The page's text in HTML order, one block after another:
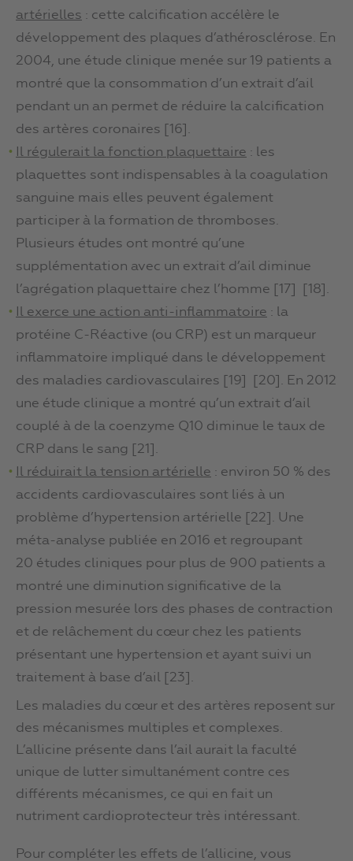
artérielles : cette calcification accélère le
développement des plaques d’athérosclérose. En
2004, une étude clinique menée sur 19 patients a
montré que la consommation d’un extrait d’ail
pendant un an permet de réduire la calcification
des artères coronaires [16].
Il régulerait la fonction plaquettaire : les
plaquettes sont indispensables à la coagulation
sanguine mais elles peuvent également
participer à la formation de thromboses.
Plusieurs études ont montré qu’une
supplémentation avec un extrait d’ail diminue
l’agrégation plaquettaire chez l’homme [17] [18].
Il exerce une action anti-inflammatoire : la
protéine C-Réactive (ou CRP) est un marqueur
inflammatoire impliqué dans le développement
des maladies cardiovasculaires [19] [20]. En 2012
une étude clinique a montré qu’un extrait d’ail
couplé à de la coenzyme Q10 diminue le taux de
CRP dans le sang [21].
Il réduirait la tension artérielle : environ 50 % des
accidents cardiovasculaires sont liés à un
problème d’hypertension artérielle [22]. Une
méta-analyse publiée en 2016 et regroupant
20 études cliniques pour plus de 900 patients a
montré une diminution significative de la
pression mesurée lors des phases de contraction
et de relâchement du cœur chez les patients
présentant une hypertension et ayant suivi un
traitement à base d’ail [23].
Les maladies du cœur et des artères reposent sur
des mécanismes multiples et complexes.
L’allicine présente dans l’ail aurait la faculté
unique de lutter simultanément contre ces
différents mécanismes, ce qui en fait un
nutriment cardioprotecteur très intéressant.
Pour compléter les effets de l’allicine, vous